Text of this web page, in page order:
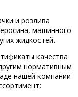
и розлива
машинного
жидкостей.
качества
нормативным
нашей компании